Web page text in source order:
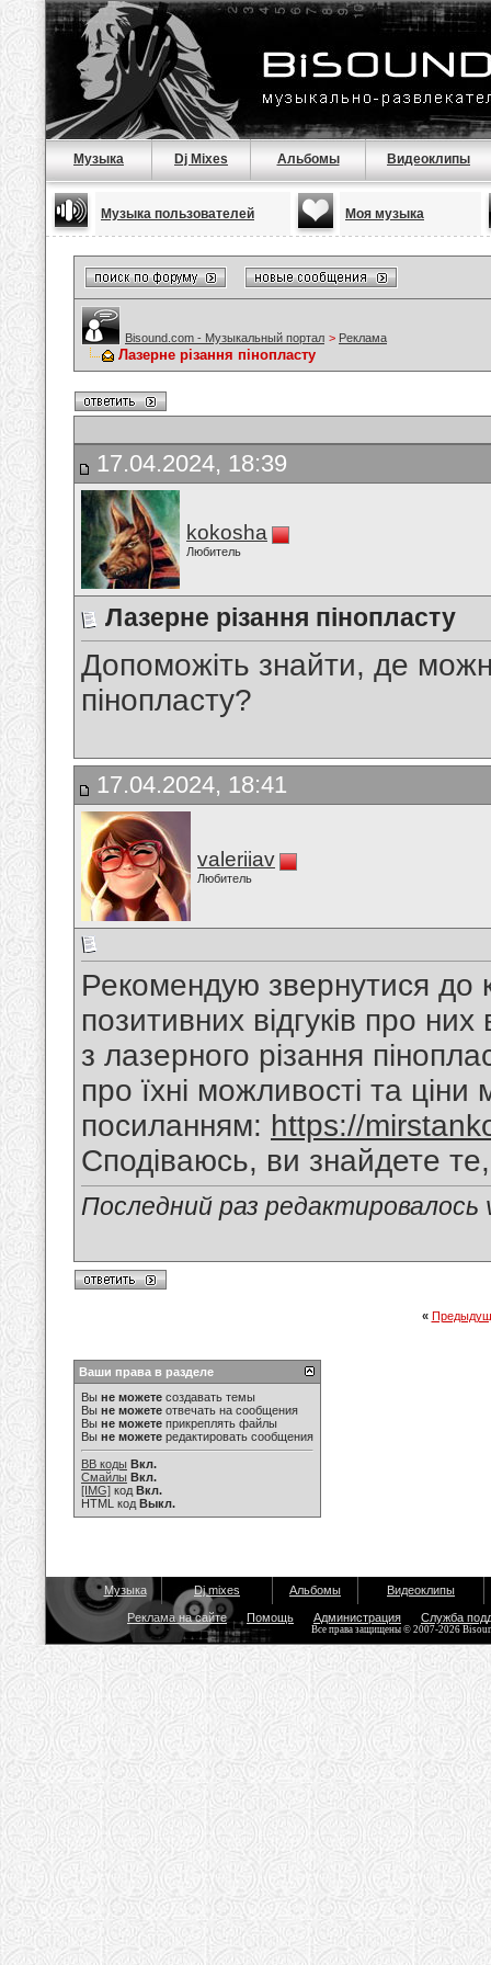
Музыка Dj Mixes Альбомы Видеоклипы
Музыка пользователей Моя музыка
Bisound.com - Музыкальный портал > Реклама
Лазерне різання пінопласту
17.04.2024, 18:39
kokosha
Любитель
Лазерне різання пінопласту
Допоможіть знайти, де
пінопласту?
17.04.2024, 18:41
valeriiav
Любитель
Рекомендую звернутися до
позитивних відгуків про
з лазерного різання
про їхні можливості та
посиланням: https://
Сподіваюсь, ви знайдете
Последний раз редактировалось
«
Ваши права в разделе
Вы не можете создавать темы
Вы не можете отвечать на сообщения
Вы не можете прикреплять файлы
Вы не можете редактировать сообщения
BB коды Вкл.
Смайлы Вкл.
[IMG] код Вкл.
HTML код Выкл.
Музыка Dj mixes Альбомы Видеоклипы
Реклама на сайте Помощь Администрация Служба
Все права защищены © 2007-2026